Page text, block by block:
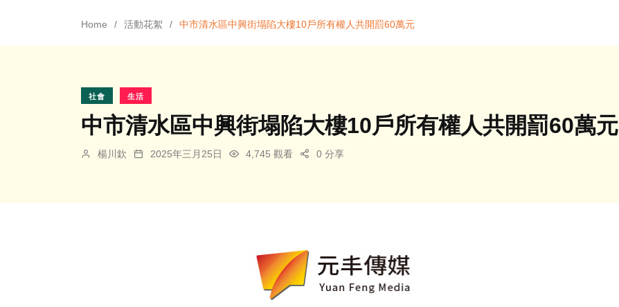
Home 活動花絮 中市清水區中興街塌陷大樓10戶所有權人共開罰60萬元
社會 生活
中市清水區中興街塌陷大樓10戶所有權人共開罰60萬元
楊川欽 2025年三月25日 4,745 觀看 0 分享